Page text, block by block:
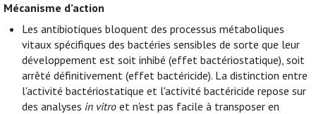
Mécanisme d’action
Les antibiotiques bloquent des processus métaboliques
vitaux spécifiques des bactéries sensibles de sorte que leur
développement est soit inhibé (effet bactériostatique), soit
arrêté définitivement (effet bactéricide). La distinction entre
l'activité bactériostatique et l'activité bactéricide repose sur
des analyses in vitro et n'est pas facile à transposer en